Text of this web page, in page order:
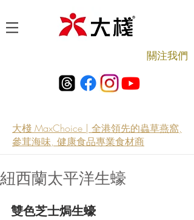
​關注我們
大棧 MaxChoice | 全港領先的蟲草燕窩,
參茸海味, 健康食品專業食材商
紐西蘭太平洋生蠔
雙色芝士焗生蠔